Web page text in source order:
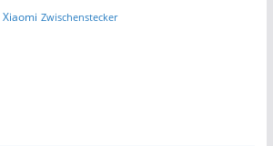
Xiaomi Zwischenstecker